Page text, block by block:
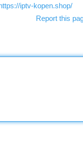
iptv-kopen.shop/
Report this